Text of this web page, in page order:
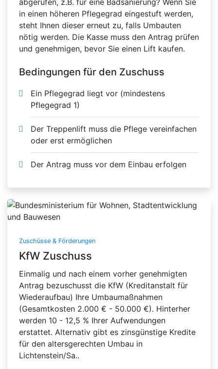
in einen höheren Pflegegrad eingestuft werden,
steht Ihnen dieser erneut zu, falls Umbauten
nötig werden. Die Kasse muss den Antrag prüfen
und genehmigen, bevor Sie einen Lift kaufen.
Bedingungen für den Zuschuss
Ein Pflegegrad liegt vor (mindestens
Pflegegrad 1)
Der Treppenlift muss die Pflege vereinfachen
oder erst ermöglichen
Der Antrag muss vor dem Einbau erfolgen
Zuschüsse & Förderungen
KfW Zuschuss
Einmalig und nach einem vorher genehmigten
Antrag bezuschusst die KfW (Kreditanstalt für
Wiederaufbau) Ihre Umbaumaßnahmen
(Gesamtkosten 2.000 € - 50.000 €). Hinterher
werden 10 - 12,5 % Ihrer Aufwendungen
erstattet. Alternativ gibt es zinsgünstige Kredite
für den altersgerechten Umbau in
Lichtenstein/Sa..